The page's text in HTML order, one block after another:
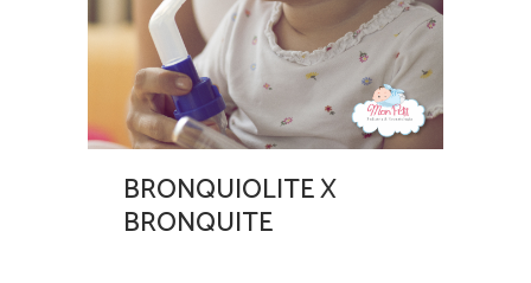
BRONQUIOLITE X
BRONQUITE